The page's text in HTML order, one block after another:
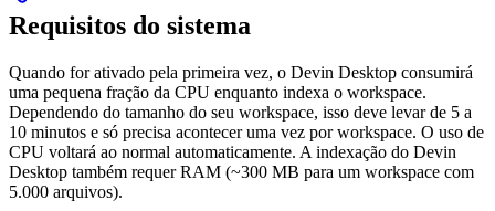
Requisitos do sistema
Quando for ativado pela primeira vez, o Devin Desktop consumirá
uma pequena fração da CPU enquanto indexa o workspace.
Dependendo do tamanho do seu workspace, isso deve levar de 5 a
10 minutos e só precisa acontecer uma vez por workspace. O uso de
CPU voltará ao normal automaticamente. A indexação do Devin
Desktop também requer RAM (~300 MB para um workspace com
5.000 arquivos).